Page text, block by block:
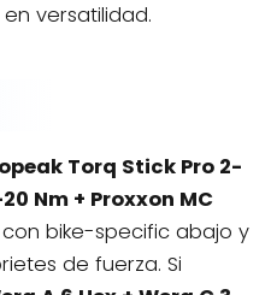
versatilidad.
Torq Stick Pro 2-
Nm + Proxxon MC
bike-specific abajo y
de fuerza. Si